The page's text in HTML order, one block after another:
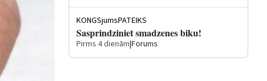
KONGSjumsPATEIKS
Sasprindziniet smadzenes biku!
Pirms 4 dienām|Forums